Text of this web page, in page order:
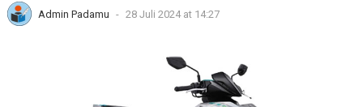
Admin Padamu - 28 Juli 2024 at 14:27